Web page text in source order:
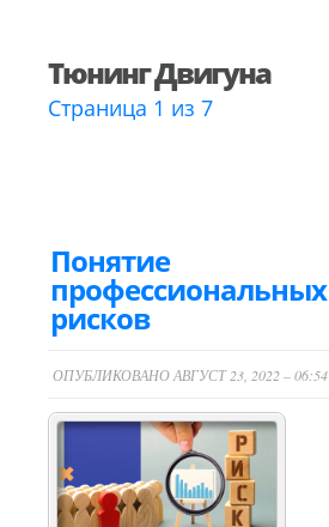
Тюнинг Двигуна
Страница 1 из 7
Понятие
профессиональных
рисков
ОПУБЛИКОВАНО АВГУСТ 23, 2022 – 06:54